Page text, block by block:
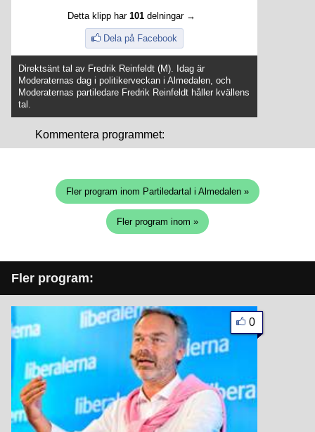
Detta klipp har 101 delningar →
Dela på Facebook
Direktsänt tal av Fredrik Reinfeldt (M). Idag är
Moderaternas dag i politikerveckan i Almedalen, och
Moderaternas partiledare Fredrik Reinfeldt håller kvällens
tal.
Kommentera programmet:
Fler program inom Partiledartal i Almedalen »
Fler program inom »
Fler program:
0